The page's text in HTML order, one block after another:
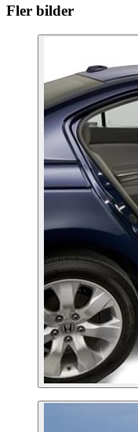
Fler bilder